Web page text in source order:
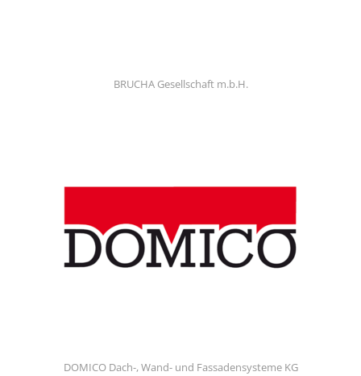
BRUCHA Gesellschaft m.b.H.
DOMICO Dach-, Wand- und Fassadensysteme KG